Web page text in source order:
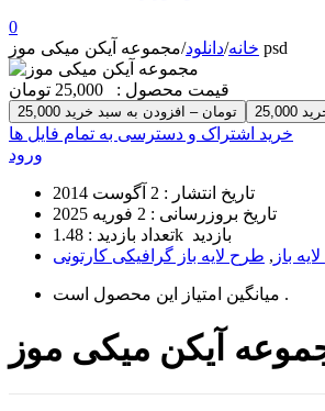
0
خانه/دانلود/ مجموعه آیکن میکی موز psd
قیمت محصول : 25,000 تومان
25,000 تومان – افزودن به سبد خرید
خرید اشتراک و دسترسی به تمام فایل ها
ورود
تاریخ انتشار : 2 آگوست 2014
تاریخ بروزرسانی : 2 فوریه 2025
تعداد بازدید :
1.48k بازدید
باز , طرح لایه باز گرافیکی کارتونی
میانگین امتیاز این محصول است .